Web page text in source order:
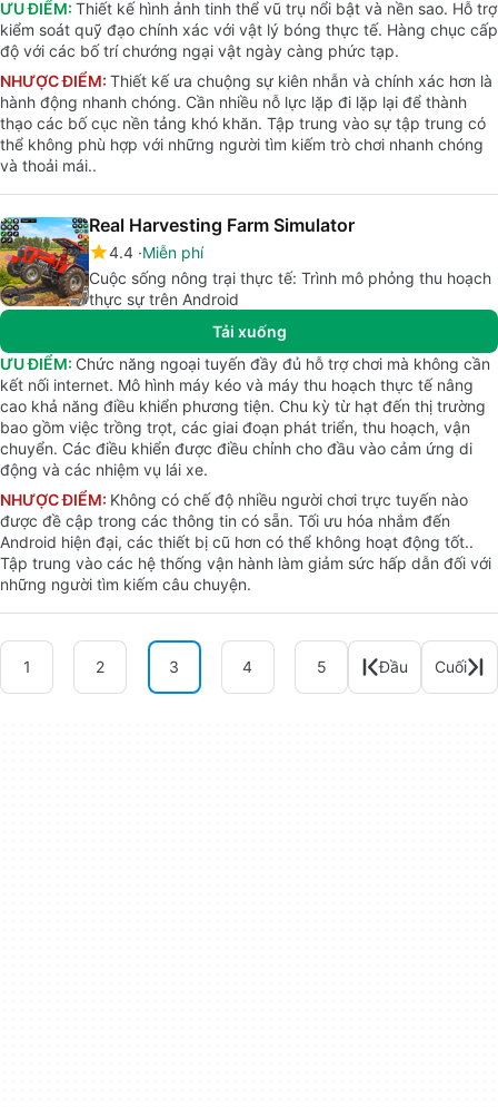
ƯU ĐIỂM: Thiết kế hình ảnh tinh thể vũ trụ nổi bật và nền sao. Hỗ trợ
kiểm soát quỹ đạo chính xác với vật lý bóng thực tế. Hàng chục cấp
độ với các bố trí chướng ngại vật ngày càng phức tạp.
NHƯỢC ĐIỂM: Thiết kế ưa chuộng sự kiên nhẫn và chính xác hơn là
hành động nhanh chóng. Cần nhiều nỗ lực lặp đi lặp lại để thành
thạo các bố cục nền tảng khó khăn. Tập trung vào sự tập trung có
thể không phù hợp với những người tìm kiếm trò chơi nhanh chóng
và thoải mái..
Real Harvesting Farm Simulator
4.4 Miễn phí
Cuộc sống nông trại thực tế: Trình mô phỏng thu hoạch
thực sự trên Android
Tải xuống
ƯU ĐIỂM: Chức năng ngoại tuyến đầy đủ hỗ trợ chơi mà không cần
kết nối internet. Mô hình máy kéo và máy thu hoạch thực tế nâng
cao khả năng điều khiển phương tiện. Chu kỳ từ hạt đến thị trường
bao gồm việc trồng trọt, các giai đoạn phát triển, thu hoạch, vận
chuyển. Các điều khiển được điều chỉnh cho đầu vào cảm ứng di
động và các nhiệm vụ lái xe.
NHƯỢC ĐIỂM: Không có chế độ nhiều người chơi trực tuyến nào
được đề cập trong các thông tin có sẵn. Tối ưu hóa nhắm đến
Android hiện đại, các thiết bị cũ hơn có thể không hoạt động tốt..
Tập trung vào các hệ thống vận hành làm giảm sức hấp dẫn đối với
những người tìm kiếm câu chuyện.
1 2 3 4 5 Đầu Cuối